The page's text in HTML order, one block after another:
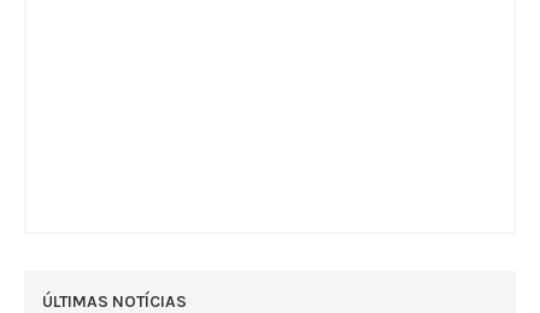
ÚLTIMAS NOTÍCIAS